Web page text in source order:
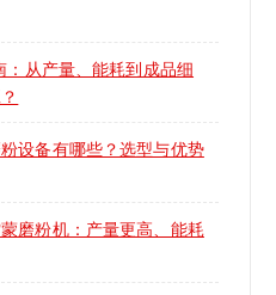
从产量、能耗到成品细
设备有哪些？选型与优势
磨粉机：产量更高、能耗